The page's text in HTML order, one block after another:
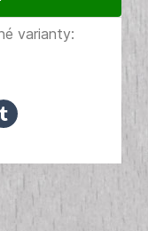
varianty: